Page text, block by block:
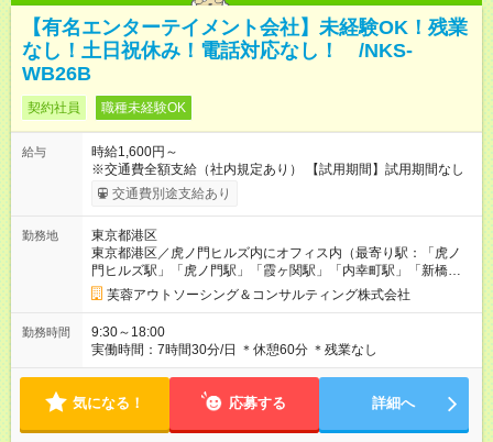
【有名エンターテイメント会社】未経験OK！残業
なし！土日祝休み！電話対応なし！ /NKS-
WB26B
契約社員 職種未経験OK
給与
時給1,600円～
※交通費全額支給（社内規定あり） 【試用期間】試用期間なし
交通費別途支給あり
勤務地
東京都港区
東京都港区／虎ノ門ヒルズ内にオフィス内（最寄り駅：「虎ノ
門ヒルズ駅」「虎ノ門駅」「霞ヶ関駅」「内幸町駅」「新橋
駅」）
芙蓉アウトソーシング＆コンサルティング株式会社
勤務時間
9:30～18:00
実働時間：7時間30分/日 ＊休憩60分 ＊残業なし
気になる！ 応募する 詳細へ